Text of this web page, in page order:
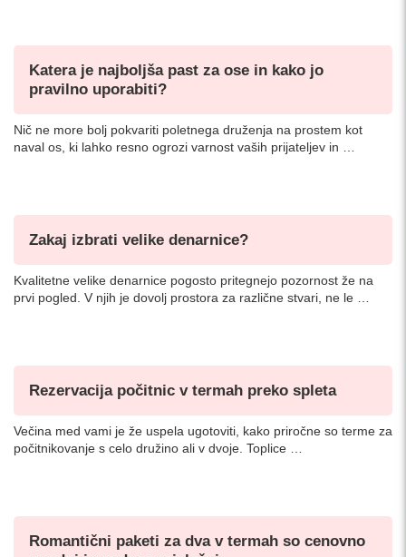
Katera je najboljša past za ose in kako jo
pravilno uporabiti?
Nič ne more bolj pokvariti poletnega druženja na prostem kot
naval os, ki lahko resno ogrozi varnost vaših prijateljev in …
Zakaj izbrati velike denarnice?
Kvalitetne velike denarnice pogosto pritegnejo pozornost že na
prvi pogled. V njih je dovolj prostora za različne stvari, ne le …
Rezervacija počitnic v termah preko spleta
Večina med vami je že uspela ugotoviti, kako priročne so terme za
počitnikovanje s celo družino ali v dvoje. Toplice …
Romantični paketi za dva v termah so cenovno